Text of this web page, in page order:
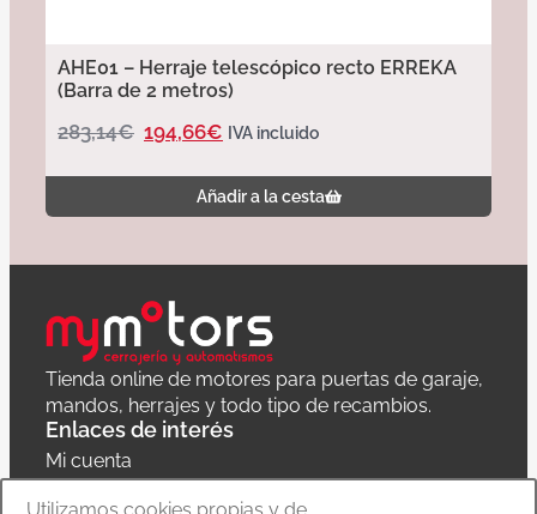
AHE01 – Herraje telescópico recto ERREKA
(Barra de 2 metros)
283,14€ 194,66€ IVA incluido
Añadir a la cesta
Tienda online de motores para puertas de garaje,
mandos, herrajes y todo tipo de recambios.
Enlaces de interés
Mi cuenta
Política de privacidad